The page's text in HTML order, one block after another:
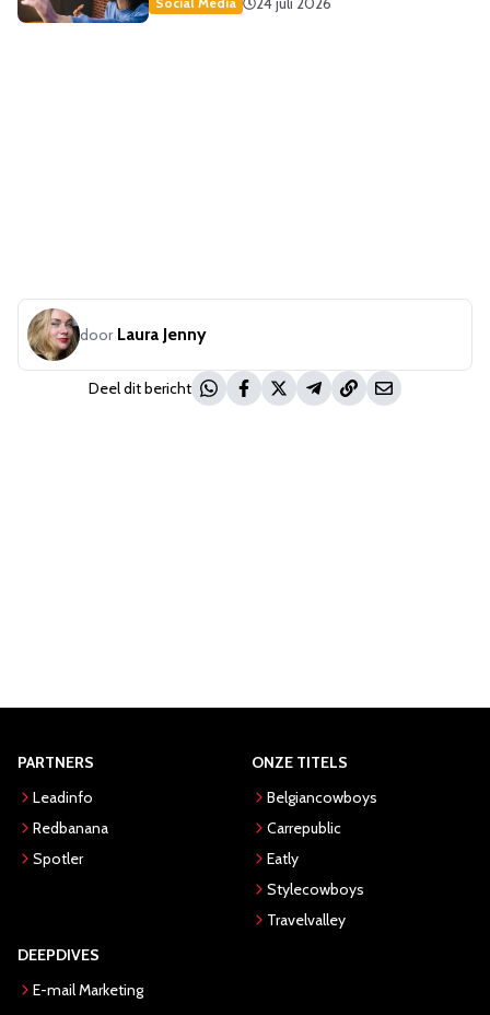
door Laura Jenny
Deel dit bericht
PARTNERS
Leadinfo
Redbanana
Spotler
ONZE TITELS
Belgiancowboys
Carrepublic
Eatly
Stylecowboys
Travelvalley
DEEPDIVES
E-mail Marketing